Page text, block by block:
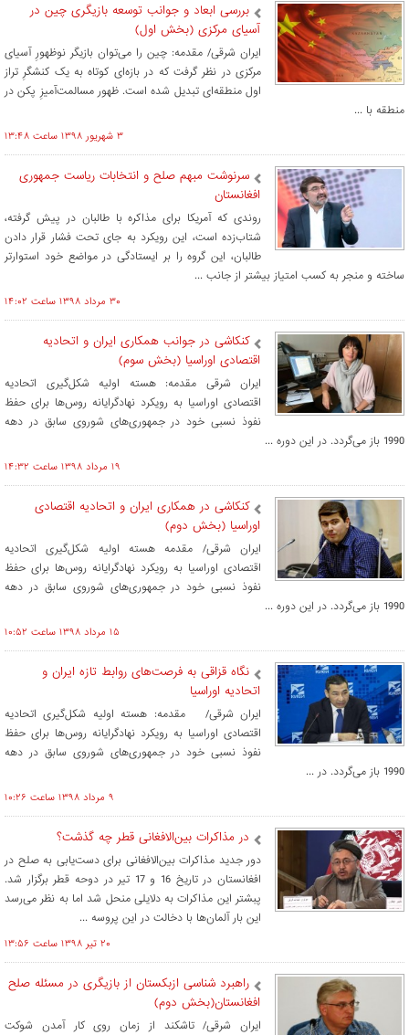
بررسی ابعاد و جوانب توسعه بازیگری چین در
آسیای مرکزی (بخش اول)
ایران شرقی/ مقدمه: چین را می‌توان بازیگر نوظهورِ آسیای
مرکزی در نظر گرفت که در بازه‌ای کوتاه به یک کنشگرِ تراز
اول منطقه‌ای تبدیل شده است. ظهور مسالمت‌آمیزِ پکن در
منطقه با ...
۳ شهريور ۱۳۹۸ ساعت ۱۳:۴۸
سرنوشت مبهم صلح و انتخابات ریاست جمهوری
افغانستان
روندی که آمریکا برای مذاکره با طالبان در پیش گرفته‌،
شتاب‌زده است، این رویکرد به جای تحت فشار قرار دادن
طالبان، این گروه را بر ایستادگی در مواضع‌ خود استوارتر
ساخته و منجر به کسب امتیاز بیشتر از جانب ...
۳۰ مرداد ۱۳۹۸ ساعت ۱۴:۰۲
کنکاشی در جوانب همکاری ایران و اتحادیه
اقتصادی اوراسیا (بخش سوم)
ایران شرقی مقدمه: هسته اولیه شکل‌گیری اتحادیه
اقتصادی اوراسیا به رویکرد نهادگرایانه روس‌ها برای حفظ
نفوذ نسبی خود در جمهوری‌های شوروی سابق در دهه
1990 باز می‌گردد. در این دوره ...
۱۹ مرداد ۱۳۹۸ ساعت ۱۴:۳۲
کنکاشی در همکاری ایران و اتحادیه اقتصادی
اوراسیا (بخش دوم)
ایران شرقی/ مقدمه هسته اولیه شکل‌گیری اتحادیه
اقتصادی اوراسیا به رویکرد نهادگرایانه روس‌ها برای حفظ
نفوذ نسبی خود در جمهوری‌های شوروی سابق در دهه
1990 باز می‌گردد. در این دوره ...
۱۵ مرداد ۱۳۹۸ ساعت ۱۰:۵۲
نگاه قزاقی به فرصت‌های روابط تازه ایران و
اتحادیه اوراسیا
ایران شرقی/ مقدمه: هسته اولیه شکل‌گیری اتحادیه
اقتصادی اوراسیا به رویکرد نهادگرایانه روس‌ها برای حفظ
نفوذ نسبی خود در جمهوری‌های شوروی سابق در دهه
1990 باز می‌گردد. در ...
۹ مرداد ۱۳۹۸ ساعت ۱۰:۲۶
در مذاکرات بین‌الافغانی قطر چه گذشت؟
دور جدید مذاکرات بین‌الافغانی برای دست‌یابی به صلح در
افغانستان در تاریخ 16 و 17 تیر در دوحه قطر برگزار شد.
پبشتر این مذاکرات به دلایلی منحل شد اما به نظر می‌رسد
این بار آلمان‌ها با دخالت در این پروسه ...
۲۰ تير ۱۳۹۸ ساعت ۱۳:۵۶
راهبرد شناسی ازبکستان از بازیگری در مسئله صلح
افغانستان(بخش دوم)
ایران شرقی/ تاشکند از زمان روی کار آمدن شوکت